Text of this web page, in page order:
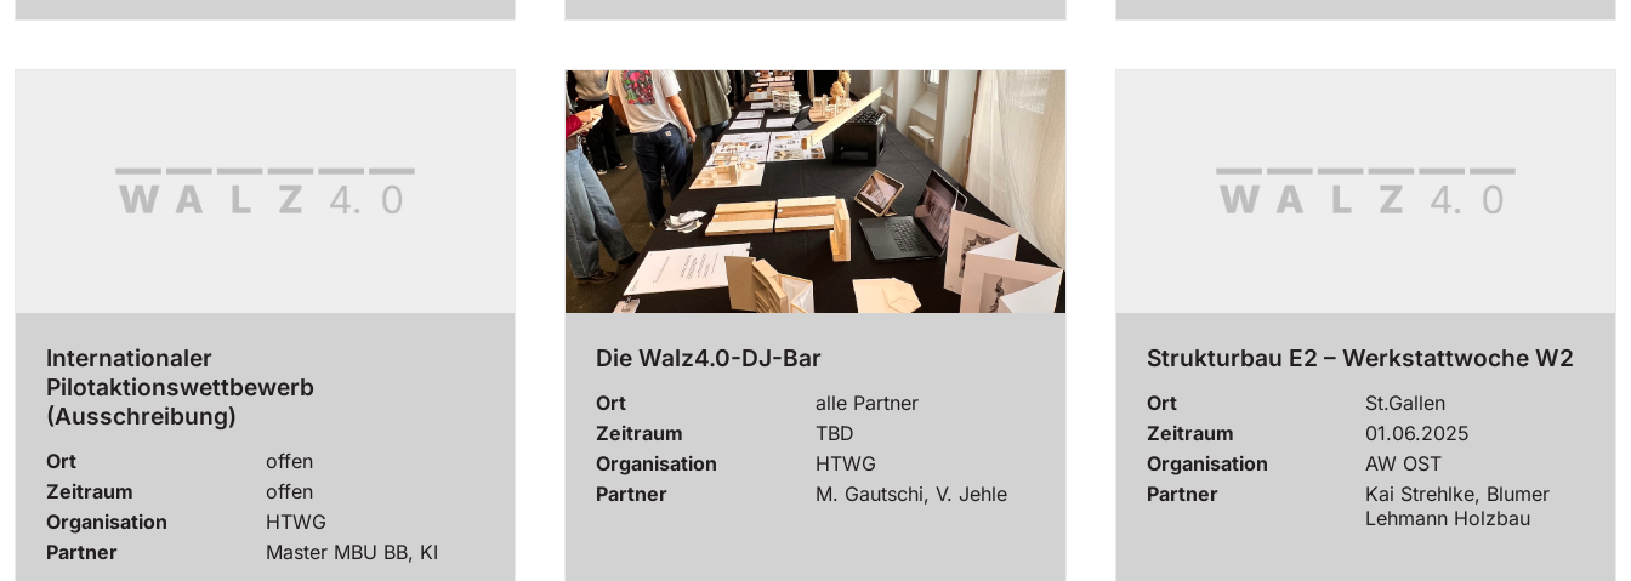
Internationaler
Pilotaktionswettbewerb
(Ausschreibung)
Ort
offen
Zeitraum
offen
Organisation
HTWG
Partner
Master MBU BB, KI
Die Walz4.0-DJ-Bar
Ort
alle Partner
Zeitraum
TBD
Organisation
HTWG
Partner
M. Gautschi, V. Jehle
Strukturbau E2 – Werkstattwoche W2
Ort
St.Gallen
Zeitraum
01.06.2025
Organisation
AW OST
Partner
Kai Strehlke, Blumer
Lehmann Holzbau